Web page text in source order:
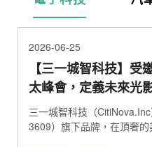
2026-06-25
【三一城智科技】
太峰會，定義未來光
三一城智科技（
3609）旗下品牌，在頂奢